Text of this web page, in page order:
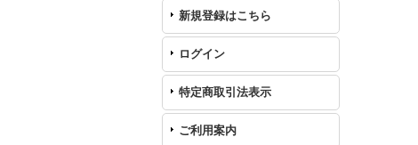
新規登録はこちら
ログイン
特定商取引法表示
ご利用案内